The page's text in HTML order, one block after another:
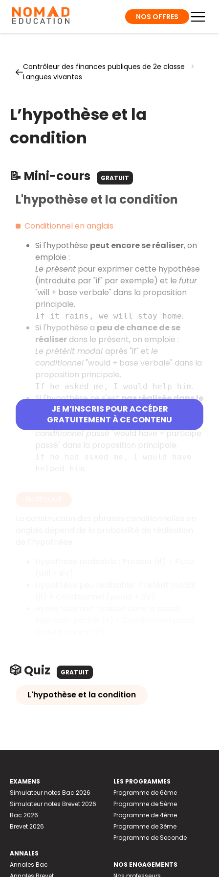
NOS OFFRES
Contrôleur des finances publiques de 2e classe
>
Langues vivantes
L’hypothèse et la
condition
📝 Mini-cours GRATUIT
JE M’INSCRIS POUR ACCÉDER
GRATUITEMENT À CE CONTENU
L'hypothèse et la condition
Conditionnel en anglais
Si l'hypothèse peut encore se réaliser, on
emploie :
Le présent pour exprimer cette hypothèse
(introduite par "if" par exemple) et le futur
"will + base verbale" dans la proposition
principale.
If it rains, we will stay home.
Si l'hypothèse a peu de chance de se
réaliser dans le présent, on emploie :
Le prétérit modal après "if" et le
conditionnel "would + base verbale" dans la
proposition principale.
If he asked me, I would help him.
Si l'hypothèse ne s'estpas réalisée dans le
passé , on emploie :
Le plus-que-parfaitaprès "if" etle
conditionnel passé"would have + participe
passé" dans la proposition principale.
🎲 Quiz GRATUIT
L'hypothèse et la condition
EXAMENS
Simulateur notes Bac 2026
Simulateur notes Brevet 2026
Bac 2026
Brevet 2026
ANNALES
Annales Bac
LES PROGRAMMES
Programme de 6ème
Programme de 5ème
Programme de 4ème
Programme de 3ème
Programme de Seconde
NOS ENGAGEMENTS